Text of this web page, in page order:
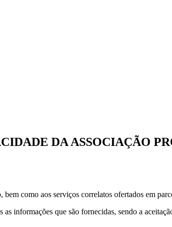
DA ASSOCIAÇÃO
como aos serviços correlatos ofertados em
informações que são fornecidas, sendo a